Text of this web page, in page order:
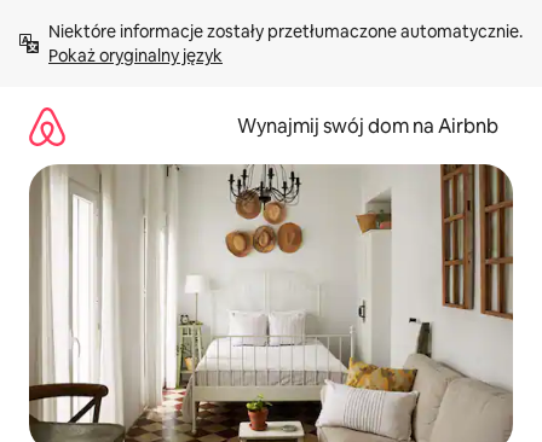
treści Pokaż oryginalny język
Wynajmij swój dom na Airbnb